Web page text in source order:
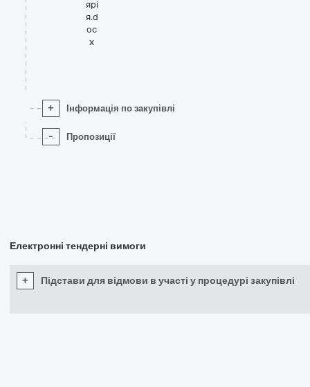
ярі
я.d
oc
x
+ Інформація по закупівлі
- Пропозиції
Електронні тендерні вимоги
+ Підстави для відмови в участі у процедурі закупівлі